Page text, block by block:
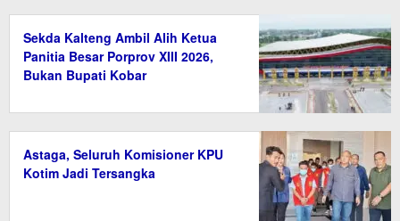
Sekda Kalteng Ambil Alih Ketua
Panitia Besar Porprov XIII 2026,
Bukan Bupati Kobar
Astaga, Seluruh Komisioner KPU
Kotim Jadi Tersangka